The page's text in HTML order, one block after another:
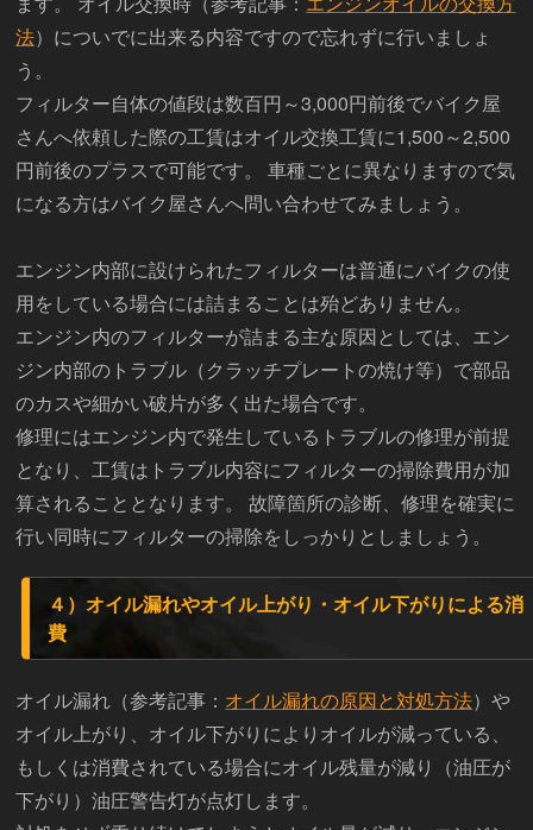
法）についでに出来る内容ですので忘れずに行いましょ
う。
フィルター自体の値段は数百円～3,000円前後でバイク屋
さんへ依頼した際の工賃はオイル交換工賃に1,500～2,500
円前後のプラスで可能です。 車種ごとに異なりますので気
になる方はバイク屋さんへ問い合わせてみましょう。
エンジン内部に設けられたフィルターは普通にバイクの使
用をしている場合には詰まることは殆どありません。
エンジン内のフィルターが詰まる主な原因としては、エン
ジン内部のトラブル（クラッチプレートの焼け等）で部品
のカスや細かい破片が多く出た場合です。
修理にはエンジン内で発生しているトラブルの修理が前提
となり、工賃はトラブル内容にフィルターの掃除費用が加
算されることとなります。 故障箇所の診断、修理を確実に
行い同時にフィルターの掃除をしっかりとしましょう。
４）オイル漏れやオイル上がり・オイル下がりによる消
費
オイル漏れ（参考記事： オイル漏れの原因と対処方法）や
オイル上がり、オイル下がりによりオイルが減っている、
もしくは消費されている場合にオイル残量が減り（油圧が
下がり）油圧警告灯が点灯します。